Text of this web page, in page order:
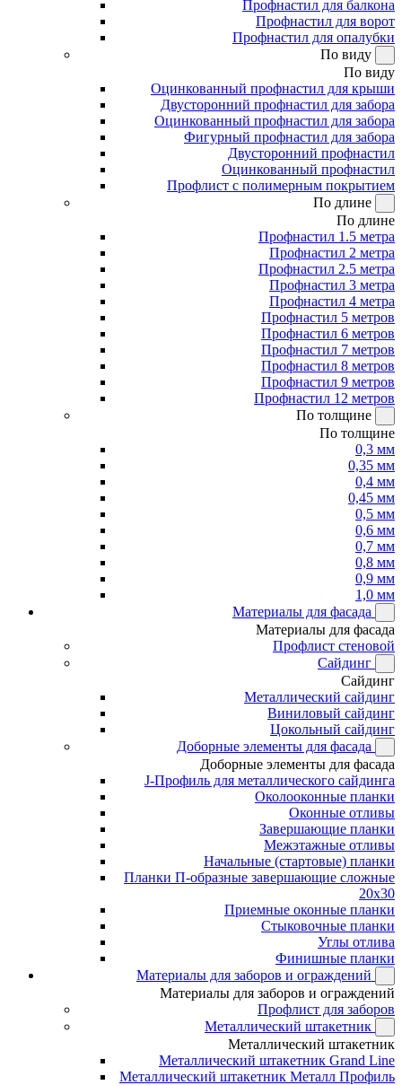
Профнастил для балкона
Профнастил для ворот
Профнастил для опалубки
По виду
По виду
Оцинкованный профнастил для крыши
Двусторонний профнастил для забора
Оцинкованный профнастил для забора
Фигурный профнастил для забора
Двусторонний профнастил
Оцинкованный профнастил
Профлист с полимерным покрытием
По длине
По длине
Профнастил 1.5 метра
Профнастил 2 метра
Профнастил 2.5 метра
Профнастил 3 метра
Профнастил 4 метра
Профнастил 5 метров
Профнастил 6 метров
Профнастил 7 метров
Профнастил 8 метров
Профнастил 9 метров
Профнастил 12 метров
По толщине
По толщине
0,3 мм
0,35 мм
0,4 мм
0,45 мм
0,5 мм
0,6 мм
0,7 мм
0,8 мм
0,9 мм
1,0 мм
Материалы для фасада
Материалы для фасада
Профлист стеновой
Сайдинг
Сайдинг
Металлический сайдинг
Виниловый сайдинг
Цокольный сайдинг
Доборные элементы для фасада
Доборные элементы для фасада
J-Профиль для металлического сайдинга
Околооконные планки
Оконные отливы
Завершающие планки
Межэтажные отливы
Начальные (стартовые) планки
Планки П-образные завершающие сложные
20x30
Приемные оконные планки
Стыковочные планки
Углы отлива
Финишные планки
Материалы для заборов и ограждений
Материалы для заборов и ограждений
Профлист для заборов
Металлический штакетник
Металлический штакетник
Металлический штакетник Grand Line
Металлический штакетник Металл Профиль